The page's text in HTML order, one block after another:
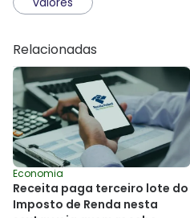
Relacionadas
Economia
Receita paga terceiro lote do
Imposto de Renda nesta